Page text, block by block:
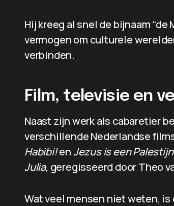
Hij kreeg al snel de bijnaam “de
vermogen om culturele
verbinden.
Film, televisie en
Naast zijn werk als cabaretier
verschillende Nederlandse
Habibi!enJezus is een Palestijn
Julia, geregisseerd door Theo
Wat veel mensen niet weten,